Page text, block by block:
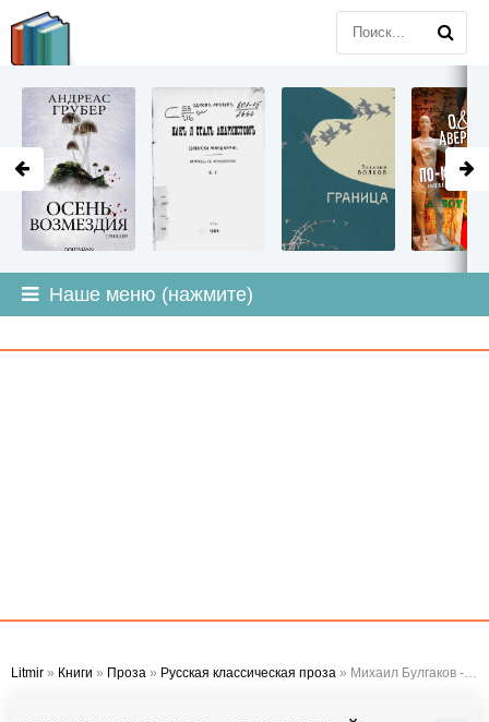
Наше меню (нажмите)
Litmir » Книги » Проза » Русская классическая проза » Михаил Булгаков - Полоумный Журден
LITMIR.ORG